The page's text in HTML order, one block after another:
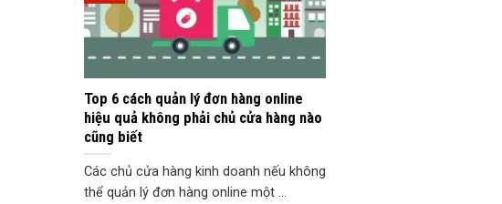
Top 6 cách quản lý đơn hàng online
hiệu quả không phải chủ cửa hàng nào
cũng biết
Các chủ cửa hàng kinh doanh nếu không
thể quản lý đơn hàng online một ...